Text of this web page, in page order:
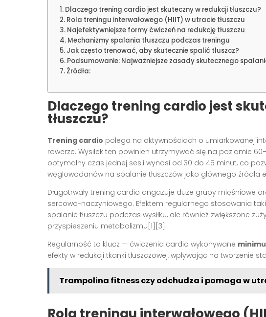
Dlaczego trening cardio jest skuteczny w redukcji tłuszczu?
Rola treningu interwałowego (HIIT) w utracie tłuszczu
Najefektywniejsze formy ćwiczeń na redukcję tłuszczu
Mechanizmy spalania tłuszczu podczas treningu
Jak często trenować, aby skutecznie spalić tłuszcz?
Podsumowanie: Najważniejsze zasady skutecznego
Źródła:
Dlaczego trening cardio jest
tłuszczu?
Trening cardio polega na aktywnościach o umiarkowanej
rowerze. Wysiłek ten powinien utrzymywać się na poziomie
optymalny czas jednej sesji wynosi od 30 do 45 minut, co
węglowodanów na spalanie tłuszczów jako głównego źródła
Długotrwały trening cardio angażuje duże grupy mięśniowe
sercowo-naczyniowego. Efektem regularnego stosowania
spalanie tłuszczu podczas wysiłku, ale również zwiększone
przyspieszeniu metabolizmu[1][3].
Regularność to klucz — ćwiczenia cardio wykonywane
efekty w redukcji tkanki tłuszczowej, wpływając na tworzenie
Trampolina fitness czy odchudza i pomaga w
Rola treningu interwałowego